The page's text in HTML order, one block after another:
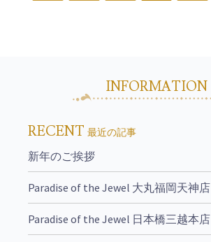
INFORMATION
RECENT 最近の記事
新年のご挨拶
Paradise of the Jewel 大丸福岡天神店
Paradise of the Jewel 日本橋三越本店